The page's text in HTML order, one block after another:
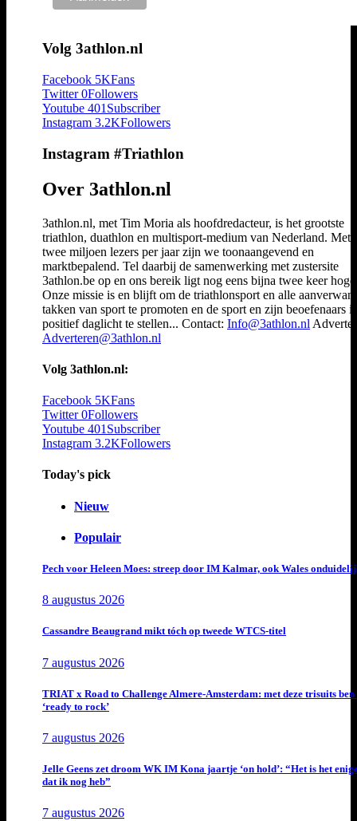
Volg 3athlon.nl
Facebook 5KFans
Twitter 0Followers
Youtube 401 Subscriber
Instagram 3.2KFollowers
Instagram #Triathlon
Over 3athlon.nl
3athlon.nl, met Tim Moria als hoofdredacteur, is het grootste
triathlon, duathlon en multisport-medium van Nederland. Met
twee miljoen lezers per jaar zijn we toonaangevend en
marktbepalend. Tel daarbij de samenwerking met zustersite
3athlon.be op en ons bereik ligt nog eens bijna twee keer
Onze missie is en blijft om de triathlonsport en alle
takken van sport te promoten en de sport en zijn beoefenaars
positief daglicht te stellen... Contact: Info@3athlon.nl
Adverteren@3athlon.nl
Volg 3athlon.nl:
Facebook 5KFans
Twitter 0Followers
Youtube 401 Subscriber
Instagram 3.2KFollowers
Today's pick
Nieuw
Populair
Pech voor Heleen Moes: streep door IM Kalmar, ook Wales
8 augustus 2026
Cassandre Beaugrand mikt tóch op tweede WTCS-titel
7 augustus 2026
TRIAT x Road to Challenge Almere-Amsterdam: met deze trisuits ben
‘ready to rock’
7 augustus 2026
Jelle Geens zet droom WK IM Kona jaartje ‘on hold’: “Het is het
dat ik nog heb”
7 augustus 2026